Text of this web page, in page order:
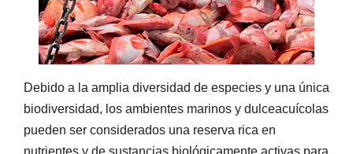
Debido a la amplia diversidad de especies y una única
biodiversidad, los ambientes marinos y dulceacuícolas
pueden ser considerados una reserva rica en
nutrientes y de sustancias biológicamente activas para